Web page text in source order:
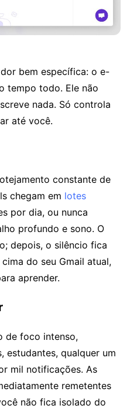
bem específica: o e-
tempo todo. Ele não
nada. Só controla
até você.
constante de
chegam em lotes
por dia, ou nunca
profundo e sono. O
depois, o silêncio fica
do seu Gmail atual,
aprender.
de foco intenso,
estudantes, qualquer um
mil notificações. As
remetentes
não fica isolado do